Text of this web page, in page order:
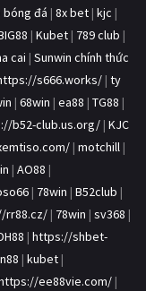
đá | 8x bet | kjc |
| Kubet | 789 club |
cai | Sunwin chính thức
s666.works/ | ty
| 68win | ea88 | TG88 |
b52-club.us.org/ | KJC
| motchill |
| AO88 |
| 78win | B52club |
rr88.cz/ | 78win | sv368 |
| https://shbet-
| kubet |
ee88vie.com/ |